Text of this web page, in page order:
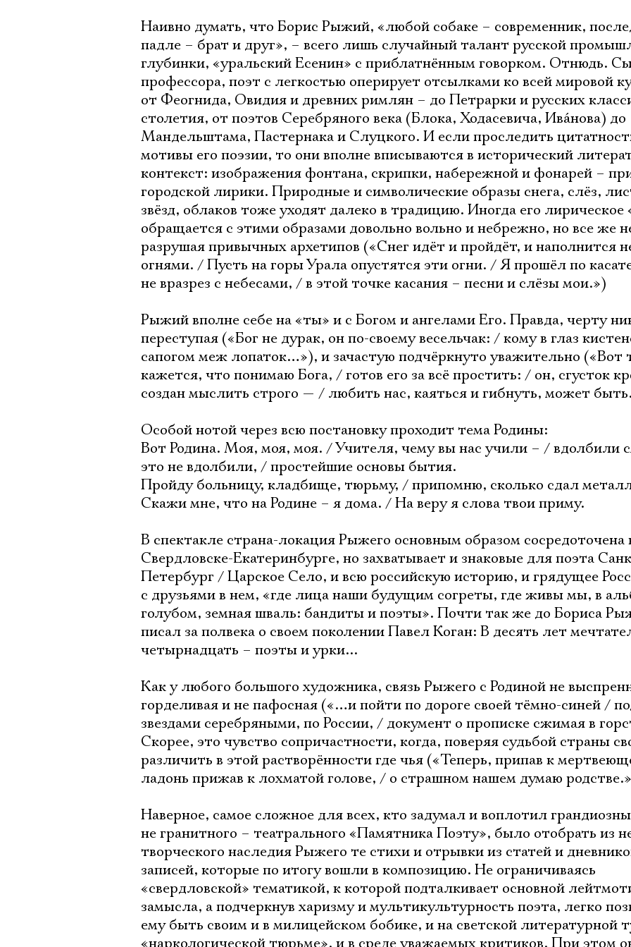
Наивно думать, что Борис Рыжий, «любой собаке – современник,
падле – брат и друг», – всего лишь случайный талант русской
глубинки, «уральский Есенин» с приблатнённым говорком. Отнюдь.
профессора, поэт с легкостью оперирует отсылками ко всей мировой
от Феогнида, Овидия и древних римлян – до Петрарки и русских
столетия, от поэтов Серебряного века (Блока, Ходасевича, Ивáнова) до
Мандельштама, Пастернака и Слуцкого. И если проследить
мотивы его поэзии, то они вполне вписываются в исторический
контекст: изображения фонтана, скрипки, набережной и фонарей –
городской лирики. Природные и символические образы снега, слёз,
звёзд, облаков тоже уходят далеко в традицию. Иногда его лирическое
обращается с этими образами довольно вольно и небрежно, но все же
разрушая привычных архетипов («Снег идёт и пройдёт, и наполнится
огнями. / Пусть на горы Урала опустятся эти огни. / Я прошёл по
не вразрез с небесами, / в этой точке касания – песни и слёзы мои.»)
Рыжий вполне себе на «ты» и с Богом и ангелами Его. Правда, черту
переступая («Бог не дурак, он по-своему весельчак: / кому в глаз
сапогом меж лопаток…»), и зачастую подчёркнуто уважительно («Вот
кажется, что понимаю Бога, / готов его за всё простить: / он, сгусток
создан мыслить строго — / любить нас, каяться и гибнуть, может
Особой нотой через всю постановку проходит тема Родины:
Вот Родина. Моя, моя, моя. / Учителя, чему вы нас учили – / вдолбили
это не вдолбили, / простейшие основы бытия.
Пройду больницу, кладбище, тюрьму, / припомню, сколько сдал
Скажи мне, что на Родине – я дома. / На веру я слова твои приму.
В спектакле страна-локация Рыжего основным образом сосредоточена
Свердловске-Екатеринбурге, но захватывает и знаковые для поэта
Петербург / Царское Село, и всю российскую историю, и грядущее
с друзьями в нем, «где лица наши будущим согреты, где живы мы, в
голубом, земная шваль: бандиты и поэты». Почти так же до Бориса
писал за полвека о своем поколении Павел Коган: В десять лет
четырнадцать – поэты и урки...
Как у любого большого художника, связь Рыжего с Родиной не
горделивая и не пафосная («…и пойти по дороге своей тёмно-синей /
звездами серебряными, по России, / документ о прописке сжимая в
Скорее, это чувство сопричастности, когда, поверяя судьбой страны
различить в этой растворённости где чья («Теперь, припав к
ладонь прижав к лохматой голове, / о страшном нашем думаю
Наверное, самое сложное для всех, кто задумал и воплотил
не гранитного – театрального «Памятника Поэту», было отобрать из
творческого наследия Рыжего те стихи и отрывки из статей и
записей, которые по итогу вошли в композицию. Не ограничиваясь
«свердловской» тематикой, к которой подталкивает основной
замысла, а подчеркнув харизму и мультикультурность поэта, легко
ему быть своим и в милицейском бобике, и на светской литературной
Ознакомиться